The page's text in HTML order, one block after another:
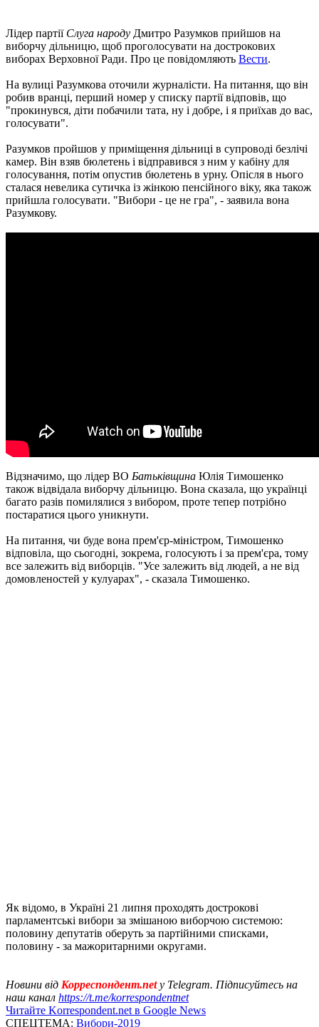
Лідер партії Слуга народу Дмитро Разумков прийшов на
виборчу дільницю, щоб проголосувати на дострокових
виборах Верховної Ради. Про це повідомляють Вести.
На вулиці Разумкова оточили журналісти. На питання, що він
робив вранці, перший номер у списку партії відповів, що
"прокинувся, діти побачили тата, ну і добре, і я приїхав до вас,
голосувати".
Разумков пройшов у приміщення дільниці в супроводі безлічі
камер. Він взяв бюлетень і відправився з ним у кабіну для
голосування, потім опустив бюлетень в урну. Опісля в нього
сталася невелика сутичка із жінкою пенсійного віку, яка також
прийшла голосувати. "Вибори - це не гра", - заявила вона
Разумкову.
Відзначимо, що лідер ВО Батьківщина Юлія Тимошенко
також відвідала виборчу дільницю. Вона сказала, що українці
багато разів помилялися з вибором, проте тепер потрібно
постаратися цього уникнути.
На питання, чи буде вона прем'єр-міністром, Тимошенко
відповіла, що сьогодні, зокрема, голосують і за прем'єра, тому
все залежить від виборців. "Усе залежить від людей, а не від
домовленостей у кулуарах", - сказала Тимошенко.
Як відомо, в Україні 21 липня проходять дострокові
парламентські вибори за змішаною виборчою системою:
половину депутатів оберуть за партійними списками,
половину - за мажоритарними округами.
Новини від Корреспондент.netу Telegram. Підписуйтесь на
наш канал https://t.me/korrespondentnet
Читайте Korrespondent.net в Google News
СПЕЦТЕМА: Вибори-2019